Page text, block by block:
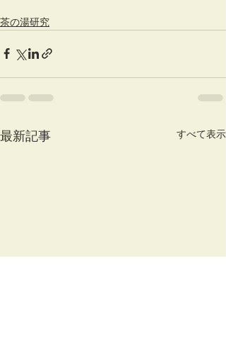
茶の湯研究
最新記事 すべて表示